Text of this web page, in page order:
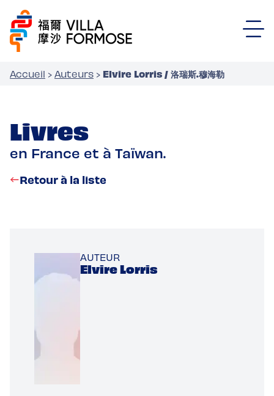
Accueil › Auteurs › Elvire Lorris / 洛瑞斯.穆海勒
Livres
en France et à Taïwan.
Retour à la liste
AUTEUR
Elvire Lorris